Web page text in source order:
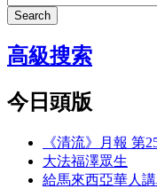
Search
高級搜索
今日頭版
《清流》月報 第
大法福澤眾生
給馬來西亞華人